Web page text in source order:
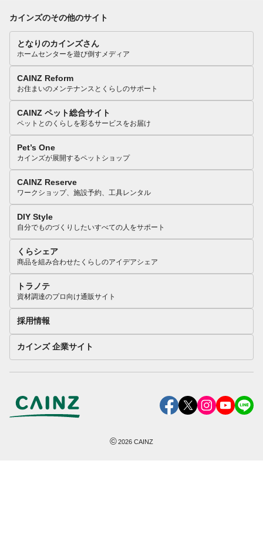
カインズのその他のサイト
となりのカインズさん
ホームセンターを遊び倒すメディア
CAINZ Reform
お住まいのメンテナンスとくらしのサポート
CAINZ ペット総合サイト
ペットとのくらしを彩るサービスをお届け
Pet’s One
カインズが展開するペットショップ
CAINZ Reserve
ワークショップ、施設予約、工具レンタル
DIY Style
自分でものづくりしたいすべての人をサポート
くらシェア
商品を組み合わせたくらしのアイデアシェア
トラノテ
資材調達のプロ向け通販サイト
採用情報
カインズ 企業サイト
©2026 CAINZ